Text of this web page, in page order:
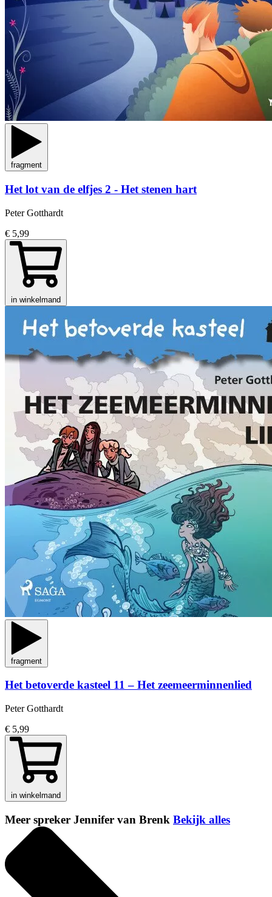
fragment
Het lot van de elfjes 2 - Het stenen hart
Peter Gotthardt
€ 5,99
in winkelmand
fragment
Het betoverde kasteel 11 – Het zeemeerminnenlied
Peter Gotthardt
€ 5,99
in winkelmand
Meer spreker Jennifer van Brenk Bekijk alles